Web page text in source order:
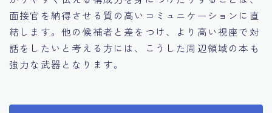
面接官を納得させる質の高いコミュニケーションに直
結します。他の候補者と差をつけ、より高い視座で対
話をしたいと考える方には、こうした周辺領域の本も
強力な武器となります。